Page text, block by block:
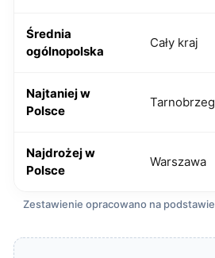
Średnia
ogólnopolska
Cały kraj
Najtaniej w
Polsce
Tarnobrzeg
Najdrożej w
Polsce
Warszawa
Zestawienie opracowano na podstawie